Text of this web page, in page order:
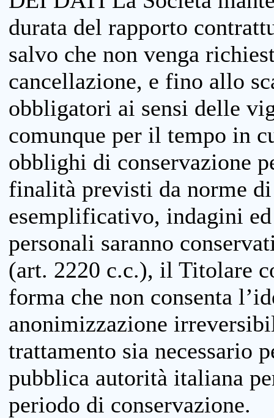
durata del rapporto
salvo che non venga
cancellazione, e fino allo
obbligatori ai sensi delle
comunque per il tempo in
obblighi di conservazione
finalità previsti da norme
esemplificativo, indagini
personali saranno
(art. 2220 c.c.), il Titolare
forma che non consenta
anonimizzazione
trattamento sia necessario
pubblica autorità italiana
periodo di conservazione.